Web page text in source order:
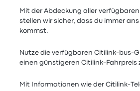
Mit der Abdeckung aller
stellen wir sicher, dass du immer
kommst.
Nutze die verfügbaren Citilink-bus-
einen günstigeren Citilink-Fahrpreis
Mit Informationen wie der Citilink-